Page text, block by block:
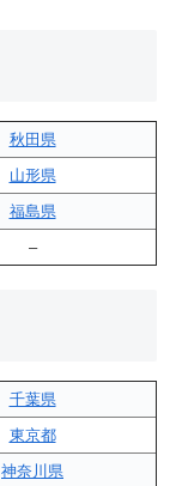
秋田県
山形県
福島県
–
千葉県
東京都
神奈川県